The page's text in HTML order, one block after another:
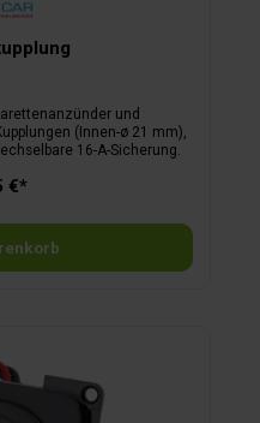
und
(Innen-ø 21 mm),
16-A-Sicherung.
€*